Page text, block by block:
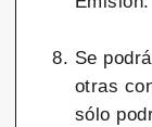
Se
otras
sólo